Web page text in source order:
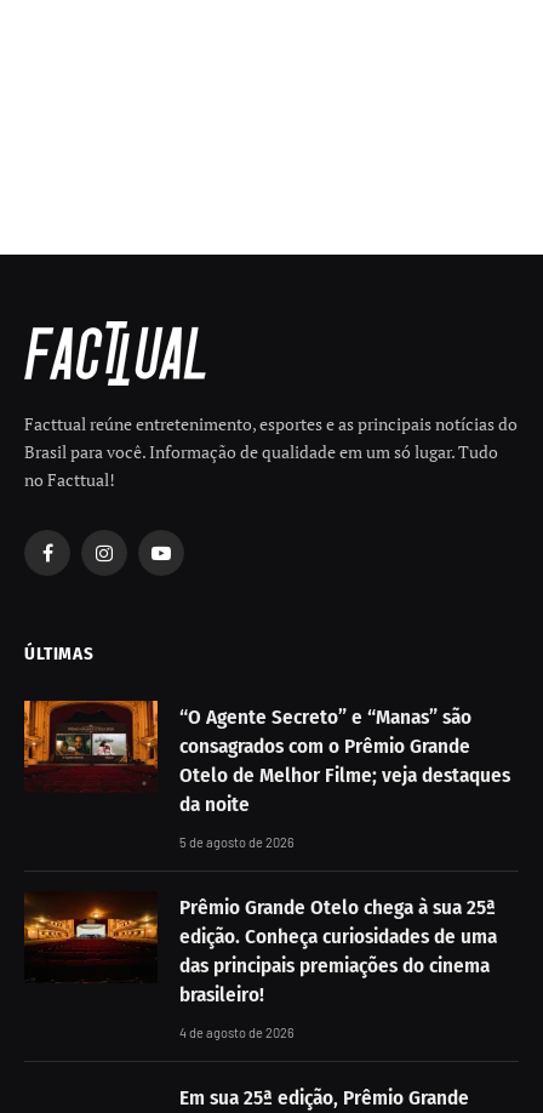
Facttual reúne entretenimento, esportes e as principais notícias do
Brasil para você. Informação de qualidade em um só lugar. Tudo
no Facttual!
FacebookInstagramYouTube
ÚLTIMAS
“O Agente Secreto” e “Manas” são
consagrados com o Prêmio Grande
Otelo de Melhor Filme; veja destaques
da noite
5 de agosto de 2026
Prêmio Grande Otelo chega à sua 25ª
edição. Conheça curiosidades de uma
das principais premiações do cinema
brasileiro!
4 de agosto de 2026
Em sua 25ª edição, Prêmio Grande